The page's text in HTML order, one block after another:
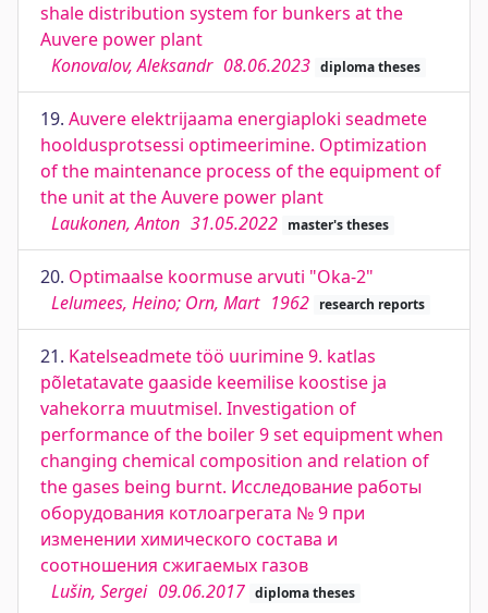
shale distribution system for bunkers at the
Auvere power plant
Konovalov, Aleksandr 08.06.2023 diploma theses
19. Auvere elektrijaama energiaploki seadmete
hooldusprotsessi optimeerimine. Optimization
of the maintenance process of the equipment of
the unit at the Auvere power plant
Laukonen, Anton 31.05.2022 master's theses
20. Optimaalse koormuse arvuti "Oka-2"
Lelumees, Heino; Orn, Mart 1962 research reports
21. Katelseadmete töö uurimine 9. katlas
põletatavate gaaside keemilise koostise ja
vahekorra muutmisel. Investigation of
performance of the boiler 9 set equipment when
changing chemical composition and relation of
the gases being burnt. Исследование работы
оборудования котлоагрегата № 9 при
изменении химического состава и
соотношения сжигаемых газов
Lušin, Sergei 09.06.2017 diploma theses